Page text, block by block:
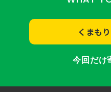
くまも
今回だけ